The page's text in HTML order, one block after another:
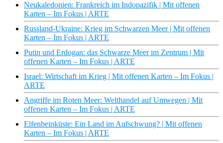
Neukaledonien: Frankreich im Indopazifik | Mit offenen
Karten – Im Fokus | ARTE
Russland-Ukraine: Krieg im Schwarzen Meer | Mit offenen
Karten – Im Fokus | ARTE
Putin und Erdogan: das Schwarze Meer im Zentrum | Mit
offenen Karten – Im Fokus | ARTE
Israel: Wirtschaft im Krieg | Mit offenen Karten – Im Fokus |
ARTE
Angriffe im Roten Meer: Welthandel auf Umwegen | Mit
offenen Karten – Im Fokus | ARTE
Elfenbeinküste: Ein Land im Aufschwung? | Mit offenen
Karten – Im Fokus | ARTE